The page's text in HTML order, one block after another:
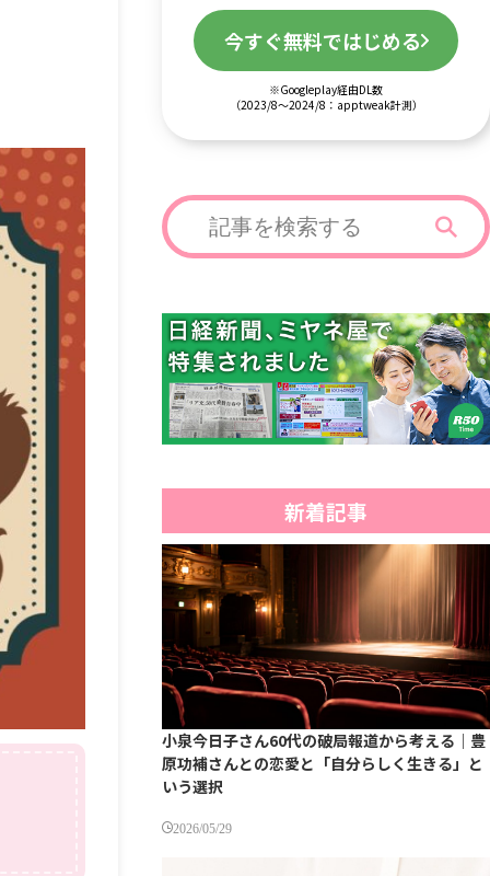
今すぐ無料ではじめる
※Googleplay経由DL数
（2023/8～2024/8：apptweak計測）
新着記事
小泉今日子さん60代の破局報道から考える｜豊
原功補さんとの恋愛と「自分らしく生きる」と
いう選択
2026/05/29